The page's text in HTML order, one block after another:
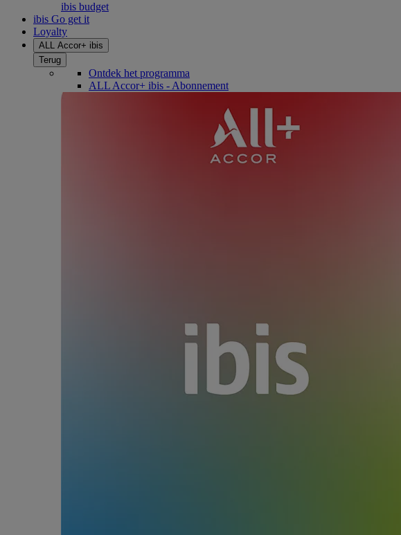
ibis budget
ibis Go get it
Loyalty
ALL Accor+ ibis
Terug
Ontdek het programma
ALL Accor+ ibis - Abonnement